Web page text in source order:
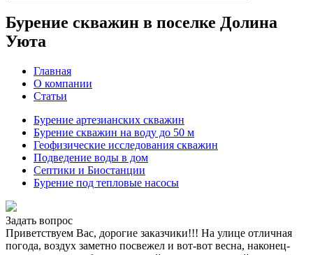
Бурение скважин в поселке Долина
Уюта
Главная
О компании
Статьи
Бурение артезианских скважин
Бурение скважин на воду до 50 м
Геофизические исследования скважин
Подведение воды в дом
Септики и Биостанции
Бурение под тепловые насосы
Задать вопрос
Приветствуем Вас, дорогие заказчики!!! На улице отличная
погода, воздух заметно посвежел и вот-вот весна, наконец-